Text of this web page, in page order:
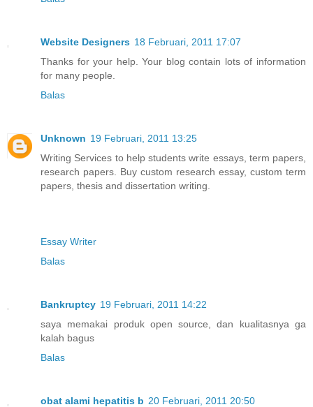
Website Designers 18 Februari, 2011 17:07
Thanks for your help. Your blog contain lots of information
for many people.
Balas
Unknown 19 Februari, 2011 13:25
Writing Services to help students write essays, term papers,
research papers. Buy custom research essay, custom term
papers, thesis and dissertation writing.
Essay Writer
Balas
Bankruptcy 19 Februari, 2011 14:22
saya memakai produk open source, dan kualitasnya ga
kalah bagus
Balas
obat alami hepatitis b 20 Februari, 2011 20:50